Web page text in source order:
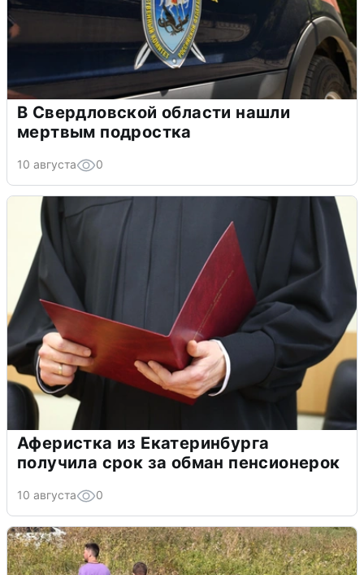
В Свердловской области нашли
мертвым подростка
10 августа 0
Аферистка из Екатеринбурга
получила срок за обман пенсионерок
10 августа 0